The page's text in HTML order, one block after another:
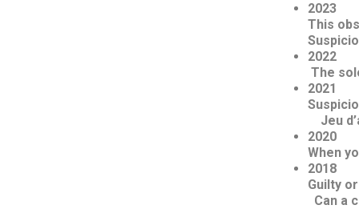
This
The
Jeu
When
Guilty
Can a